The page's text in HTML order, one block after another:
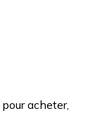
acheter,